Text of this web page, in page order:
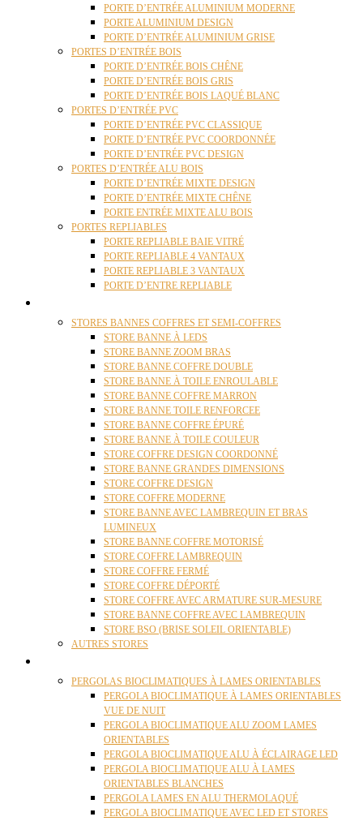
PORTE D’ENTRÉE ALUMINIUM MODERNE
PORTE ALUMINIUM DESIGN
PORTE D’ENTRÉE ALUMINIUM GRISE
PORTES D’ENTRÉE BOIS
PORTE D’ENTRÉE BOIS CHÊNE
PORTE D’ENTRÉE BOIS GRIS
PORTE D’ENTRÉE BOIS LAQUÉ BLANC
PORTES D’ENTRÉE PVC
PORTE D’ENTRÉE PVC CLASSIQUE
PORTE D’ENTRÉE PVC COORDONNÉE
PORTE D’ENTRÉE PVC DESIGN
PORTES D’ENTRÉE ALU BOIS
PORTE D’ENTRÉE MIXTE DESIGN
PORTE D’ENTRÉE MIXTE CHÊNE
PORTE ENTRÉE MIXTE ALU BOIS
PORTES REPLIABLES
PORTE REPLIABLE BAIE VITRÉ
PORTE REPLIABLE 4 VANTAUX
PORTE REPLIABLE 3 VANTAUX
PORTE D’ENTRE REPLIABLE
STORES BANNES COFFRES ET SEMI-COFFRES
STORE BANNE À LEDS
STORE BANNE ZOOM BRAS
STORE BANNE COFFRE DOUBLE
STORE BANNE À TOILE ENROULABLE
STORE BANNE COFFRE MARRON
STORE BANNE TOILE RENFORCEE
STORE BANNE COFFRE ÉPURÉ
STORE BANNE À TOILE COULEUR
STORE COFFRE DESIGN COORDONNÉ
STORE BANNE GRANDES DIMENSIONS
STORE COFFRE DESIGN
STORE COFFRE MODERNE
STORE BANNE AVEC LAMBREQUIN ET BRAS
LUMINEUX
STORE BANNE COFFRE MOTORISÉ
STORE COFFRE LAMBREQUIN
STORE COFFRE FERMÉ
STORE COFFRE DÉPORTÉ
STORE COFFRE AVEC ARMATURE SUR-MESURE
STORE BANNE COFFRE AVEC LAMBREQUIN
STORE BSO (BRISE SOLEIL ORIENTABLE)
AUTRES STORES
PERGOLAS BIOCLIMATIQUES À LAMES ORIENTABLES
PERGOLA BIOCLIMATIQUE À LAMES ORIENTABLES
VUE DE NUIT
PERGOLA BIOCLIMATIQUE ALU ZOOM LAMES
ORIENTABLES
PERGOLA BIOCLIMATIQUE ALU À ÉCLAIRAGE LED
PERGOLA BIOCLIMATIQUE ALU À LAMES
ORIENTABLES BLANCHES
PERGOLA LAMES EN ALU THERMOLAQUÉ
PERGOLA BIOCLIMATIQUE AVEC LED ET STORES